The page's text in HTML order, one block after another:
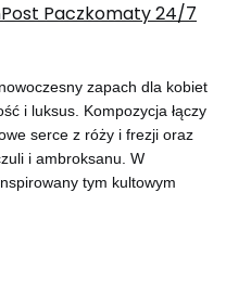
Paczkomaty 24/7
zapach dla kobiet
i luksus. Kompozycja łączy
serce z róży i frezji oraz
i ambroksanu. W
tym kultowym